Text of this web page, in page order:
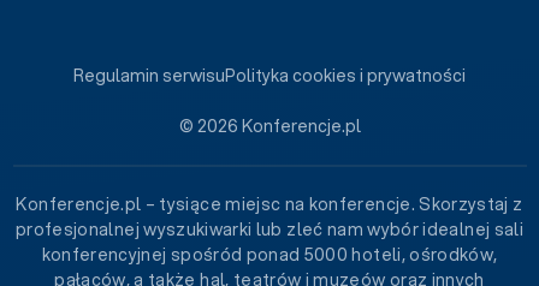
© 2026 Konferencje.pl
Regulamin serwisuPolityka cookies i prywatności
Konferencje.pl – tysiące miejsc na konferencje. Skorzystaj z
profesjonalnej wyszukiwarki lub zleć nam wybór idealnej sali
konferencyjnej spośród ponad 5000 hoteli, ośrodków,
pałaców, a także hal, teatrów i muzeów oraz innych